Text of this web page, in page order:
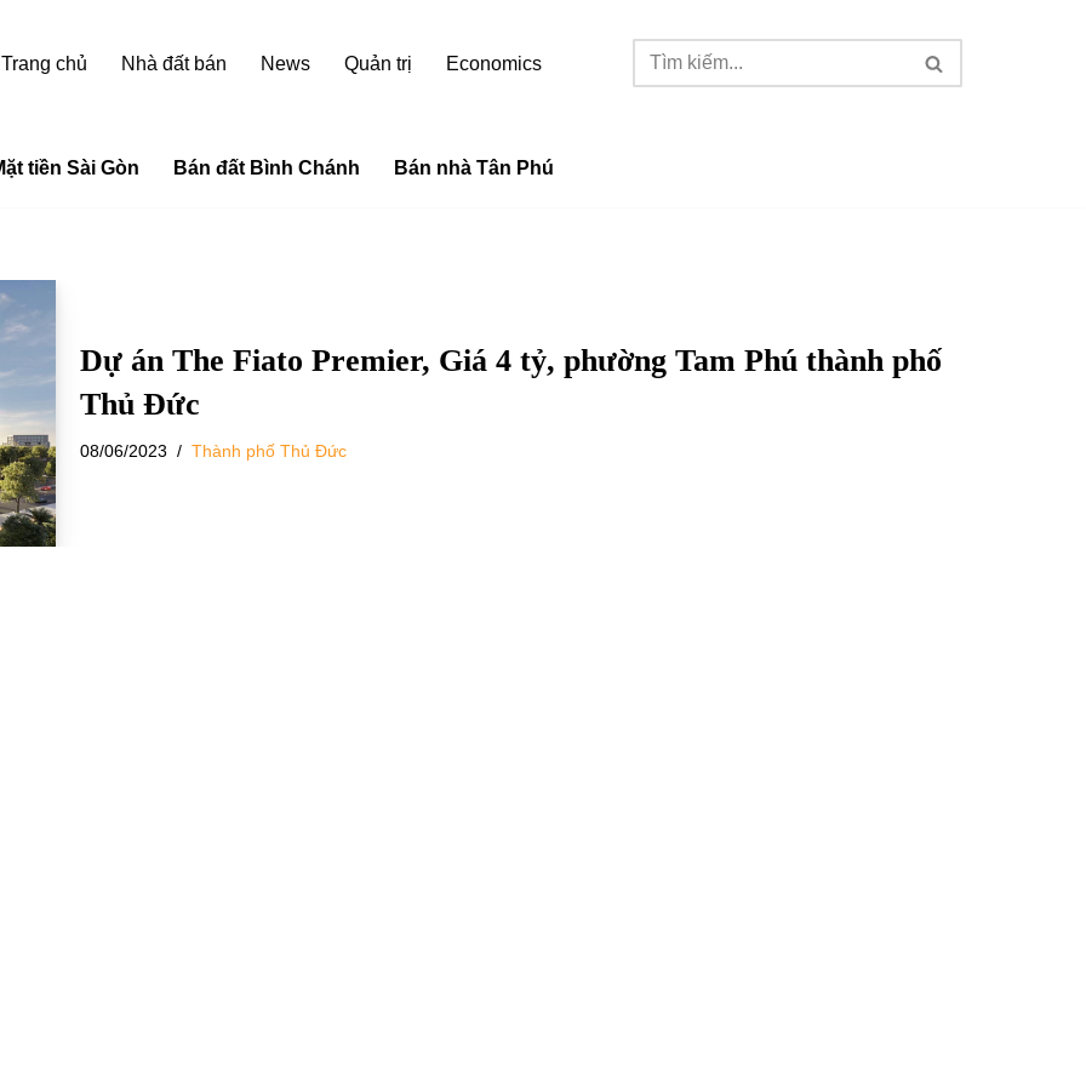
Trang chủ Nhà đất bán News Quản trị Economics
tiền Sài Gòn Bán đất Bình Chánh Bán nhà Tân Phú
Dự án The Fiato Premier, Giá 4 tỷ, phường Tam Phú thành phố
Thủ Đức
08/06/2023 Thành phố Thủ Đức